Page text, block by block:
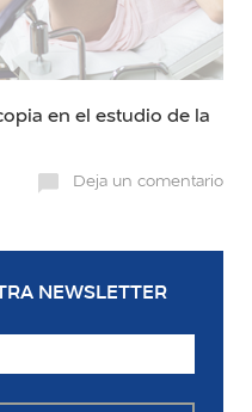
en el estudio de la
Deja un comentario
NEWSLETTER